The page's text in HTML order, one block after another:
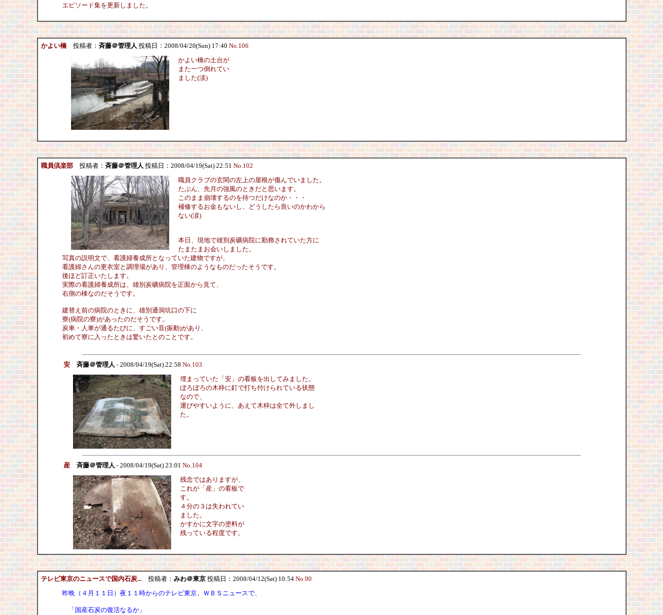
エピソード集を更新しました。
かよい橋投稿者：斉藤＠管理人 投稿日：2008/04/20(Sun) 17:40 No.106
かよい橋の土台が
また一つ倒れてい
ました(涙)
職員倶楽部投稿者：斉藤＠管理人 投稿日：2008/04/19(Sat) 22:51 No.102
職員クラブの玄関の左上の屋根が傷んでいました。
たぶん、先月の強風のときだと思います。
このまま崩壊するのを待つだけなのか・・・
補修するお金もないし、どうしたら良いのかわから
ない(涙)
本日、現地で雄別炭礦病院に勤務されていた方に
たまたまお会いしました。
写真の説明文で、看護婦養成所となっていた建物ですが、
看護婦さんの更衣室と調理場があり、管理棟のようなものだったそうです。
後ほど訂正いたします。
実際の看護婦養成所は、雄別炭礦病院を正面から見て、
右側の棟なのだそうです。
建替え前の病院のときに、雄別通洞坑口の下に
寮(病院の寮)があったのだそうです。
炭車・人車が通るたびに、すごい音(振動)があり、
初めて寮に入ったときは驚いたとのことです。
安 斉藤＠管理人 - 2008/04/19(Sat) 22:58 No.103
埋まっていた「安」の看板を出してみました。
ぼろぼろの木枠に釘で打ち付けられている状態
なので、
運びやすいように、あえて木枠は全て外しまし
た。
産 斉藤＠管理人 - 2008/04/19(Sat) 23:01 No.104
残念ではありますが、
これが「産」の看板で
す。
４分の３は失われてい
ました。
かすかに文字の塗料が
残っている程度です。
テレビ東京のニュースで国内石炭...投稿者： みわ＠東京投稿日：2008/04/12(Sat) 10:54 No.90
昨晩（４月１１日）夜１１時からのテレビ東京、ＷＢＳニュースで、
「国産石炭の復活なるか」